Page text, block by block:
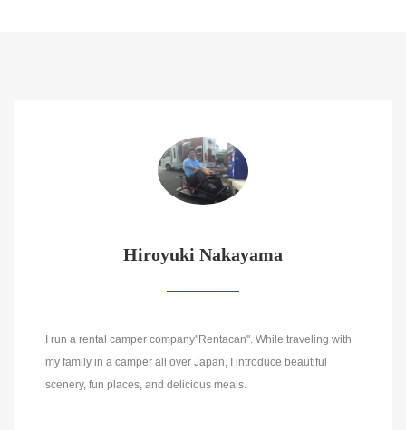
Hiroyuki Nakayama
I run a rental camper company"Rentacan". While traveling with
my family in a camper all over Japan, I introduce beautiful
scenery, fun places, and delicious meals.